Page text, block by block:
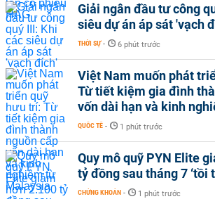
Giải ngân đầu tư công
siêu dự án áp sát 'vạch
THỜI SỰ - 6 phút trước
Việt Nam muốn phát
Từ tiết kiệm gia đình
vốn dài hạn và kinh
QUỐC TẾ - 1 phút trước
Quy mô quỹ PYN Elite
tỷ đồng sau tháng 7 ‘tồi
CHỨNG KHOÁN - 1 phút trước